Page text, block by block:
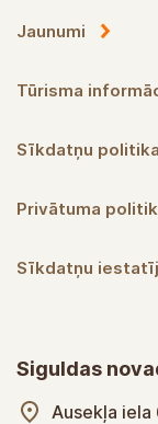
Jaunumi
Tūrisma
Sīkdatņu politika
Privātuma
Sīkdatņu
Siguldas
Ausekļa iela